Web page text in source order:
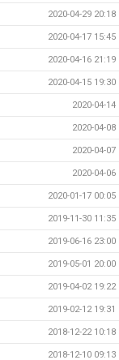
2020-04-29 20:18
2020-04-17 15:45
2020-04-16 21:19
2020-04-15 19:30
2020-04-14
2020-04-08
2020-04-07
2020-04-06
2020-01-17 00:05
2019-11-30 11:35
2019-06-16 23:00
2019-05-01 20:00
2019-04-02 19:22
2019-02-12 19:31
2018-12-22 10:18
2018-12-10 09:13